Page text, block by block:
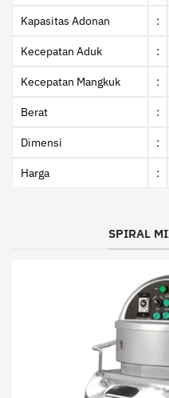
Kapasitas Adonan :
Kecepatan Aduk :
Kecepatan Mangkuk :
Berat :
Dimensi :
Harga :
SPIRAL